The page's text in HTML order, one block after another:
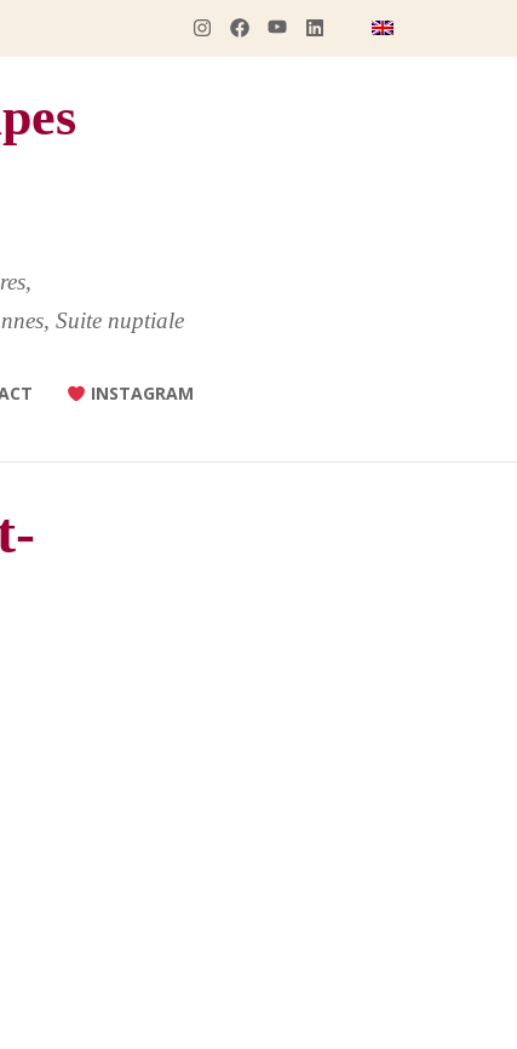
Suite nuptiale
INSTAGRAM